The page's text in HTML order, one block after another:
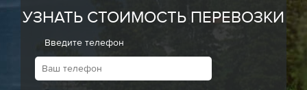
УЗНАТЬ СТОИМОСТЬ ПЕРЕВОЗКИ
Введите телефон